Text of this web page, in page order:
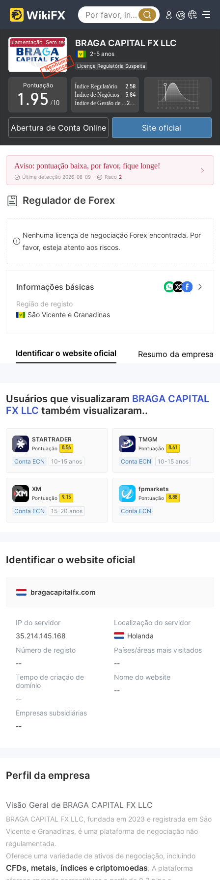
Sem regulamentaçãoBRAGA CAPITAL FX LLC
2-5 anos
Licença Regulatória Suspeita
Região de negócios suspeita
Risco potencial alto
Pontuação
0
1
2
3
4
5
6
7
8
9
.
5
6
7
8
9
1
2
3
4
5
6
7
8
9
/10
Índice Regulatório
2.58
Índice de Negócios
5.84
Abertura de Conta Online Site oficial
Aviso: pontuação baixa, por favor, fique longe!
Última detecção 2026-08-09 Risco 2
Regulador de Forex
Nenhuma licença de negociação Forex encontrada. Por
favor, esteja atento aos riscos.
Informações básicas
Região de registo
São Vicente e Granadinas
Empresa
Identificar o website oficial Resumo da empresa
Usuários que visualizaram BRAGA CAPITAL
FX LLC também visualizaram..
STARTRADER
Pontuação 8.56
Conta ECN
10-15 anos
Market Marketing (MM)
Etiqueta principal MT4
TMGM
Pontuação 8.61
Conta ECN
10-15 anos
Market Marketing (MM)
Etiqueta principal MT4
XM
Pontuação 9.15
Conta ECN
15-20 anos
fpmarkets
Pontuação 8.88
Conta ECN
Etiqueta principal MT4
Identificar o website oficial
bragacapitalfx.com
IP do servidor
35.214.145.168
Localização do servidor
Holanda
Número de registo
--
Países/áreas mais visitados
--
Tempo de criação de
domínio
--
Nome do website
--
Empresas subsidiárias
--
Perfil da empresa
Visão Geral de BRAGA CAPITAL FX LLC
BRAGA CAPITAL FX LLC, fundada em 2023 e registrada em São
Vicente e Granadinas, é uma plataforma de negociação não
regulamentada.
Oferece uma variedade de ativos de negociação, incluindo
CFDs, metais, índices e criptomoedas. A plataforma